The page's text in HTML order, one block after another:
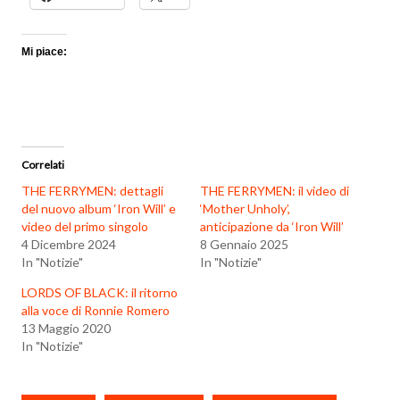
Mi piace:
Correlati
THE FERRYMEN: dettagli
del nuovo album ‘Iron Will’ e
video del primo singolo
4 Dicembre 2024
In "Notizie"
THE FERRYMEN: il video di
‘Mother Unholy’,
anticipazione da ‘Iron Will’
8 Gennaio 2025
In "Notizie"
LORDS OF BLACK: il ritorno
alla voce di Ronnie Romero
13 Maggio 2020
In "Notizie"